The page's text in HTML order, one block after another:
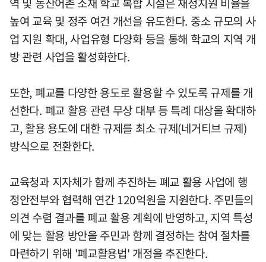
높여 교육 및 정주 여건 개선을 유도한다. 중소 규모의 사
업 지원 확대, 사업유형 다양화 등을 통해 학교의 지역 개
방 관련 사업을 활성화한다.
또한, 폐교를 다양한 용도로 활용할 수 있도록 규제를 개
선한다. 폐교 활용 관련 무상 대부 등 특례 대상을 확대하
고, 활용 용도에 대한 규제를 최소 규제(네거티브 규제)
방식으로 전환한다.
교육청과 지자체가 함께 추진하는 폐교 활용 사업에 행
정안전부와 협력해 연간 120억원을 지원한다. 주민들의
의견 수렴 결과를 폐교 활용 계획에 반영하고, 지역 특성
에 맞는 활용 방안을 주민과 함께 결정하는 참여 절차를
마련하기 위해 '폐교활용법' 개정을 추진한다.